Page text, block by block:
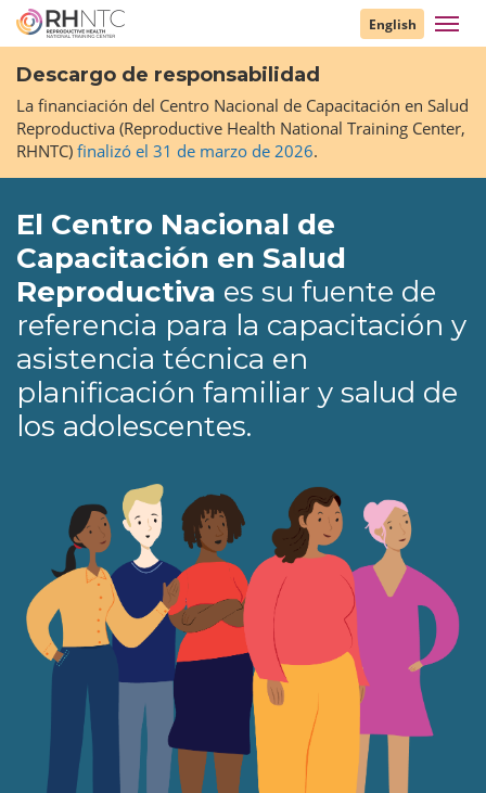
Pasar
contenido
principal
English
Descargo de responsabilidad
La financiación del Centro Nacional de Capacitación en Salud
Reproductiva (Reproductive Health National Training Center,
RHNTC) finalizó el 31 de marzo de 2026.
El Centro Nacional de
Capacitación en Salud
Reproductiva es su fuente de
referencia para la capacitación y
asistencia técnica en
planificación familiar y salud de
los adolescentes.